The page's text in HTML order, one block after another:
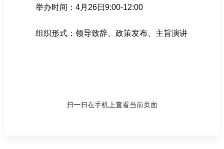
举办时间：4月26日9:00-12:00
组织形式：领导致辞、政策发布、主旨演讲
扫一扫在手机上查看当前页面